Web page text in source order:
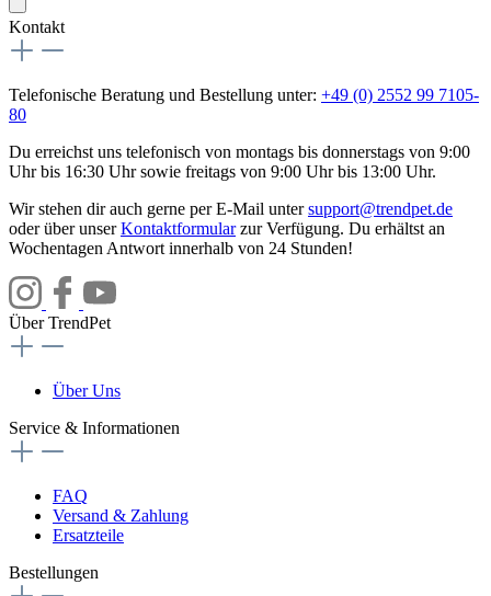
Kontakt
Telefonische Beratung und Bestellung unter: +49 (0) 2552 99 7105-
80
Du erreichst uns telefonisch von montags bis donnerstags von 9:00
Uhr bis 16:30 Uhr sowie freitags von 9:00 Uhr bis 13:00 Uhr.
Wir stehen dir auch gerne per E-Mail untersupport@trendpet.de
oder über unserKontaktformularzur Verfügung. Du erhältst an
Wochentagen Antwort innerhalb von 24 Stunden!
Über TrendPet
Über Uns
Service & Informationen
FAQ
Versand & Zahlung
Ersatzteile
Bestellungen